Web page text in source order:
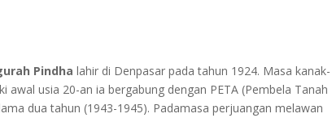
Pindha lahir di Denpasar pada tahun 1924. Masa kanak-
usia 20-an ia bergabung dengan PETA (Pembela Tanah
dua tahun (1943-1945). Padamasa perjuangan melawan